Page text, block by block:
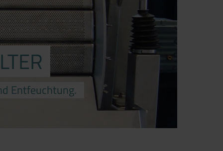
Entfeuchtung.